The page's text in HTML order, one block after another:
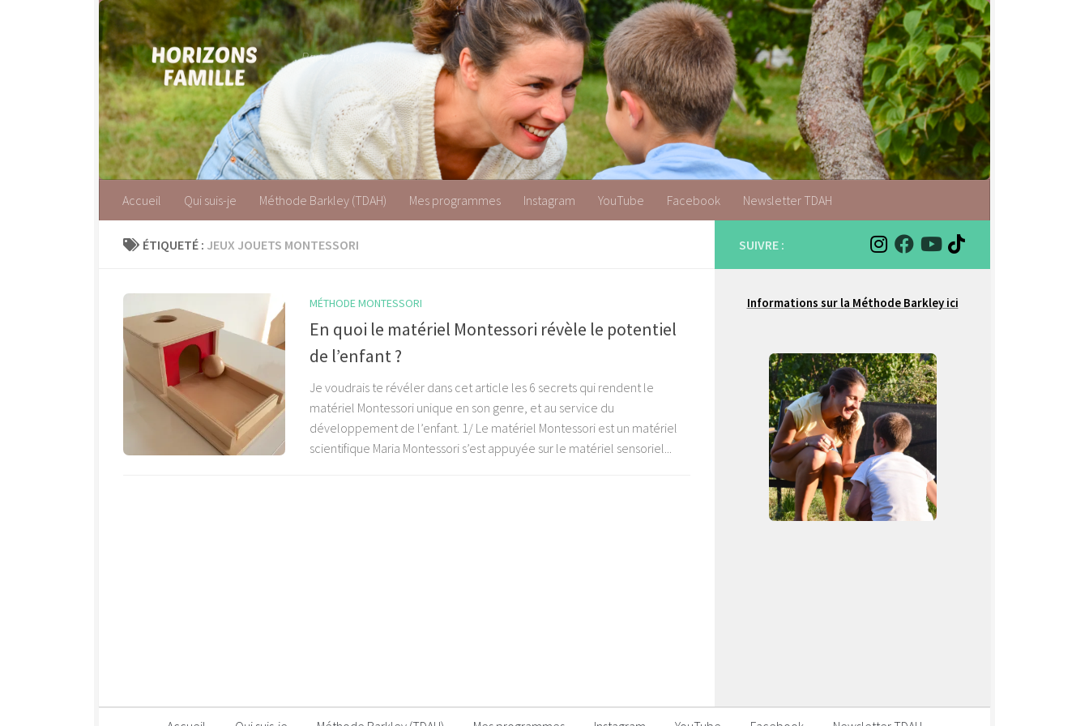
Skip to content
Parentalité & TDAH
Accueil Qui suis-je Méthode Barkley (TDAH) Mes programmes Instagram YouTube Facebook Newsletter TDAH
ÉTIQUETÉ : JEUX JOUETS MONTESSORI
MÉTHODE MONTESSORI
En quoi le matériel Montessori révèle le potentiel
de l’enfant ?
Je voudrais te révéler dans cet article les 6 secrets qui rendent le
matériel Montessori unique en son genre, et au service du
développement de l’enfant. 1/ Le matériel Montessori est un matériel
scientifique Maria Montessori s’est appuyée sur le matériel sensoriel...
SUIVRE :
Informations sur la Méthode Barkley ici